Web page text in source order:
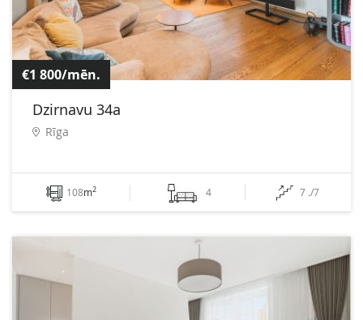
€1 800/mēn.
Dzirnavu 34a
Rīga
108m2 4 7 ./7